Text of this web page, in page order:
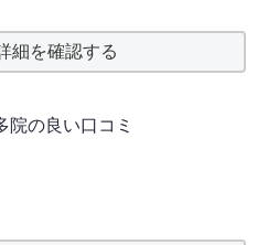
細を確認する
院の良い口コミ